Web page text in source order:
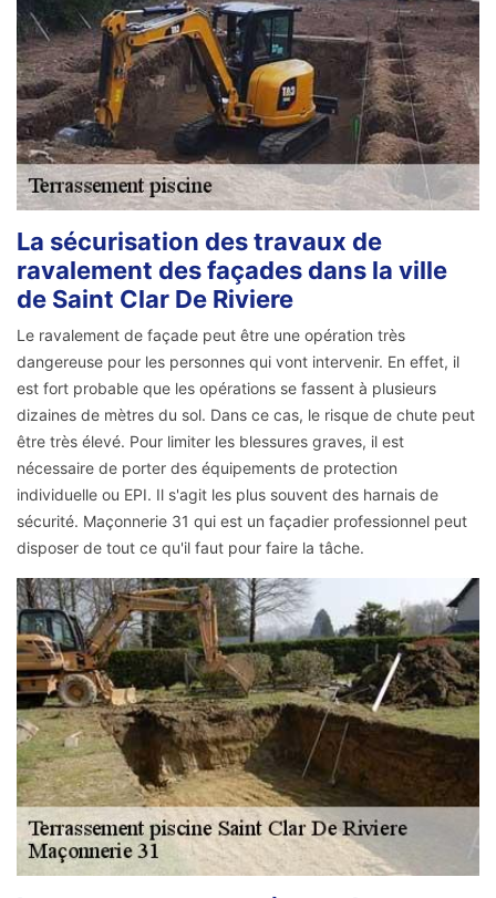
La sécurisation des travaux de
ravalement des façades dans la ville
de Saint Clar De Riviere
Le ravalement de façade peut être une opération très
dangereuse pour les personnes qui vont intervenir. En effet, il
est fort probable que les opérations se fassent à plusieurs
dizaines de mètres du sol. Dans ce cas, le risque de chute peut
être très élevé. Pour limiter les blessures graves, il est
nécessaire de porter des équipements de protection
individuelle ou EPI. Il s'agit les plus souvent des harnais de
sécurité. Maçonnerie 31 qui est un façadier professionnel peut
disposer de tout ce qu'il faut pour faire la tâche.